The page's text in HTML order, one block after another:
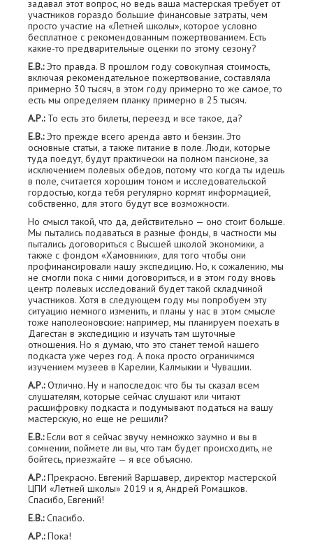
задавал этот вопрос, но ведь ваша мастерская требует от
участников гораздо большие финансовые затраты, чем
просто участие на «Летней школы», которое условно
бесплатное с рекомендованным пожертвованием. Есть
какие-то предварительные оценки по этому сезону?
Е.В.:Это правда. В прошлом году совокупная стоимость,
включая рекомендательное пожертвование, составляла
примерно 30 тысяч, в этом году примерно то же самое, то
есть мы определяем планку примерно в 25 тысяч.
А.Р.:То есть это билеты, переезд и все такое, да?
Е.В.:Это прежде всего аренда авто и бензин. Это
основные статьи, а также питание в поле. Люди, которые
туда поедут, будут практически на полном пансионе, за
исключением полевых обедов, потому что когда ты идешь
в поле, считается хорошим тоном и исследовательской
гордостью, когда тебя регулярно кормят информацией,
собственно, для этого будут все возможности.
Но смысл такой, что да, действительно — оно стоит больше.
Мы пытались подаваться в разные фонды, в частности мы
пытались договориться с Высшей школой экономики, а
также с фондом «Хамовники», для того чтобы они
профинансировали нашу экспедицию. Но, к сожалению, мы
не смогли пока с ними договориться, и в этом году вновь
центр полевых исследований будет такой складчиной
участников. Хотя в следующем году мы попробуем эту
ситуацию немного изменить, и планы у нас в этом смысле
тоже наполеоновские: например, мы планируем поехать в
Дагестан в экспедицию и изучать там шуточные
отношения. Но я думаю, что это станет темой нашего
подкаста уже через год. А пока просто ограничимся
изучением музеев в Карелии, Калмыкии и Чувашии.
А.Р.:Отлично. Ну и напоследок: что бы ты сказал всем
слушателям, которые сейчас слушают или читают
расшифровку подкаста и подумывают податься на вашу
мастерскую, но еще не решили?
Е.В.:Если вот я сейчас звучу немножко заумно и вы в
сомнении, поймете ли вы, что там будет происходить, не
бойтесь, приезжайте — я все объясню.
А.Р.:Прекрасно. Евгений Варшавер, директор мастерской
ЦПИ «Летней школы» 2019 и я, Андрей Ромашков.
Спасибо, Евгений!
Е.В.:Спасибо.
А.Р.:Пока!